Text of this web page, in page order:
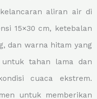
aliran air di
15×30 cm, ketebalan
dan warna hitam yang
tahan lama dan
cuaca ekstrem.
untuk memberikan